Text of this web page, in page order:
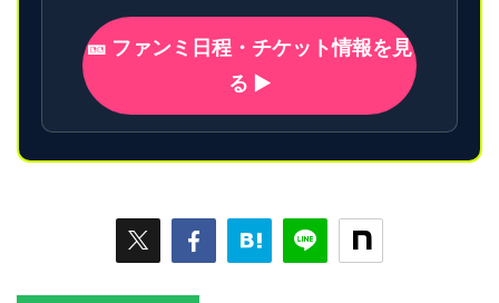
🎫 ファンミ日程・チケット情報を見
る ▶